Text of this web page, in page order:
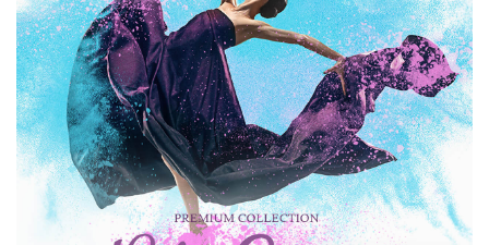
(1783 Overlays)
Large 6000*4000px
無料ダウンロード